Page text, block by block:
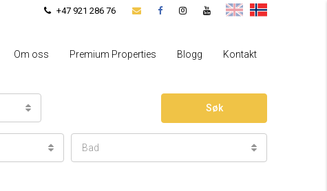
+47 921 286 76
Om oss Premium Properties Blogg Kontakt
Søk
Bad